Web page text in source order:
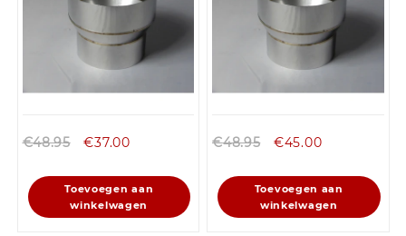
€48.95 €37.00
Toevoegen aan
winkelwagen
€48.95 €45.00
Toevoegen aan
winkelwagen